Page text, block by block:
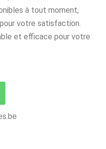
à tout moment,
votre satisfaction.
et efficace pour votre